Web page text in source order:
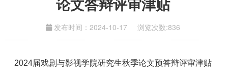
发布时间：2024-10-17 浏览次数:836
2024届戏剧与影视学院研究生秋季论文预答辩评审津贴